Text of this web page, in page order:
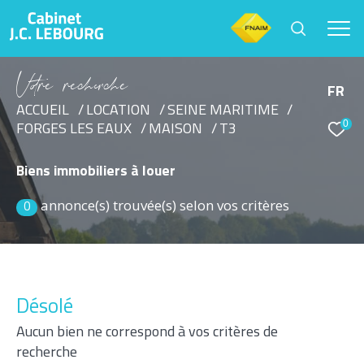
FR
0
Vore recece
ACCUEIL LOCATION
SEINE MARITIME
FORGES LES EAUX
MAISON T3
Biens immobiliers à louer
0 annonce(s) trouvée(s) selon vos critères
Désolé
Aucun bien ne correspond à vos critères de
recherche
Effectuer une recherche
Type d'offre
Location
Sélectionner
Budget